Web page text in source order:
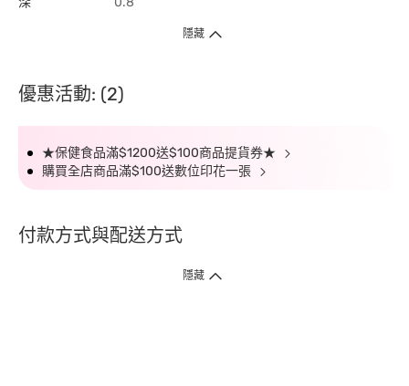
隱藏
優惠活動: (2)
★保健食品滿$1200送$100商品提貨券★
購買全店商品滿$100送數位印花一張
付款方式與配送方式
隱藏